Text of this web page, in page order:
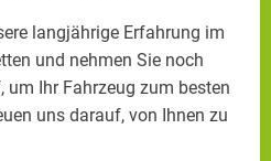
langjährige Erfahrung im
und nehmen Sie noch
Ihr Fahrzeug zum besten
uns darauf, von Ihnen zu